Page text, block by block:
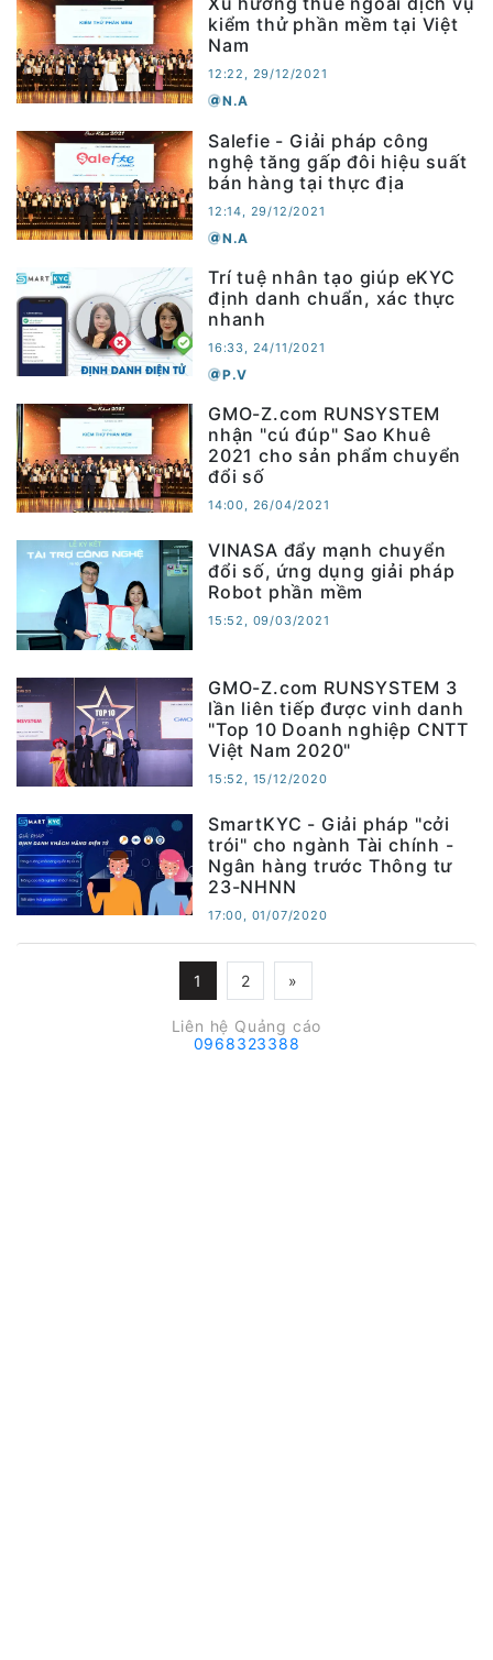
kiểm thử phần mềm tại Việt
Nam
12:22, 29/12/2021
N.A
Salefie - Giải pháp công
nghệ tăng gấp đôi hiệu suất
bán hàng tại thực địa
12:14, 29/12/2021
N.A
Trí tuệ nhân tạo giúp eKYC
định danh chuẩn, xác thực
nhanh
16:33, 24/11/2021
P.V
GMO-Z.com RUNSYSTEM
nhận "cú đúp" Sao Khuê
2021 cho sản phẩm chuyển
đổi số
14:00, 26/04/2021
VINASA đẩy mạnh chuyển
đổi số, ứng dụng giải pháp
Robot phần mềm
15:52, 09/03/2021
GMO-Z.com RUNSYSTEM 3
lần liên tiếp được vinh danh
"Top 10 Doanh nghiệp CNTT
Việt Nam 2020"
15:52, 15/12/2020
SmartKYC - Giải pháp "cởi
trói" cho ngành Tài chính -
Ngân hàng trước Thông tư
23-NHNN
17:00, 01/07/2020
1 2 »
Liên hệ Quảng cáo
0968323388